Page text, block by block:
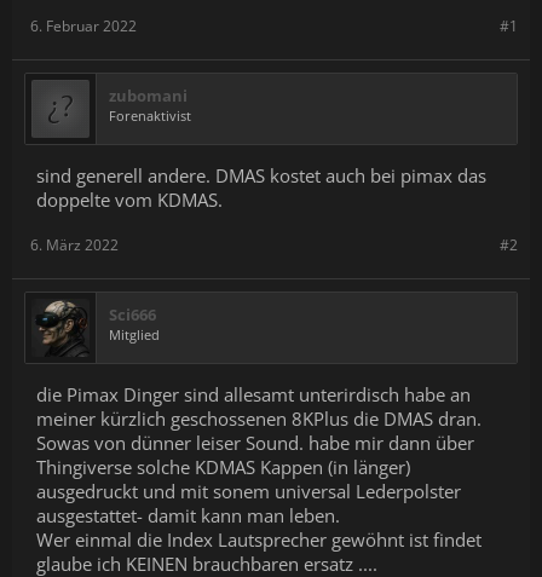
#1
6. Februar 2022
zubomani
Forenaktivist
sind generell andere. DMAS kostet auch bei pimax das
doppelte vom KDMAS.
#2
6. März 2022
Sci666
Mitglied
die Pimax Dinger sind allesamt unterirdisch habe an
meiner kürzlich geschossenen 8KPlus die DMAS dran.
Sowas von dünner leiser Sound. habe mir dann über
Thingiverse solche KDMAS Kappen (in länger)
ausgedruckt und mit sonem universal Lederpolster
ausgestattet- damit kann man leben.
Wer einmal die Index Lautsprecher gewöhnt ist findet
glaube ich KEINEN brauchbaren ersatz ....